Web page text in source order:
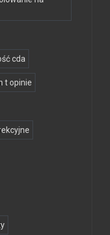
cda
t opinie